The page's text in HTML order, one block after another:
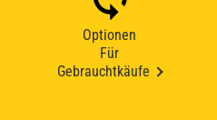
Optionen
Für
Gebrauchtkäufe